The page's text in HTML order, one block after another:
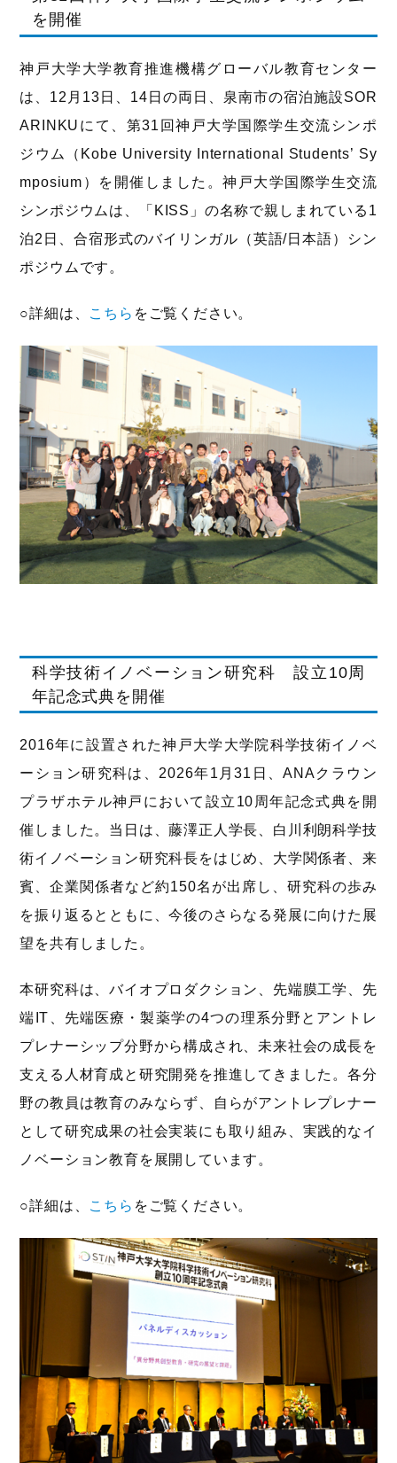
を開催
神戸大学大学教育推進機構グローバル教育センター
は、12月13日、14日の両日、泉南市の宿泊施設SOR
ARINKUにて、第31回神戸大学国際学生交流シンポ
ジウム（Kobe University International Students’ Sy
mposium）を開催しました。神戸大学国際学生交流
シンポジウムは、「KISS」の名称で親しまれている1
泊2日、合宿形式のバイリンガル（英語/日本語）シン
ポジウムです。
○詳細は、 こちら をご覧ください。
科学技術イノベーション研究科 設立10周
年記念式典を開催
2016年に設置された神戸大学大学院科学技術イノベ
ーション研究科は、2026年1月31日、ANAクラウン
プラザホテル神戸において設立10周年記念式典を開
催しました。当日は、藤澤正人学長、白川利朗科学技
術イノベーション研究科長をはじめ、大学関係者、来
賓、企業関係者など約150名が出席し、研究科の歩み
を振り返るとともに、今後のさらなる発展に向けた展
望を共有しました。
本研究科は、バイオプロダクション、先端膜工学、先
端IT、先端医療・製薬学の4つの理系分野とアントレ
プレナーシップ分野から構成され、未来社会の成長を
支える人材育成と研究開発を推進してきました。各分
野の教員は教育のみならず、自らがアントレプレナー
として研究成果の社会実装にも取り組み、実践的なイ
ノベーション教育を展開しています。
○詳細は、 こちら をご覧ください。